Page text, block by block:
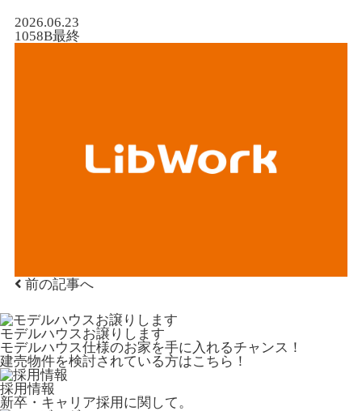
2026.06.23
1058B最終
前の記事へ
モデルハウスお譲りします
モデルハウス仕様のお家を手に入れるチャンス！
建売物件を検討されている方はこちら！
採用情報
新卒・キャリア採用に関して。